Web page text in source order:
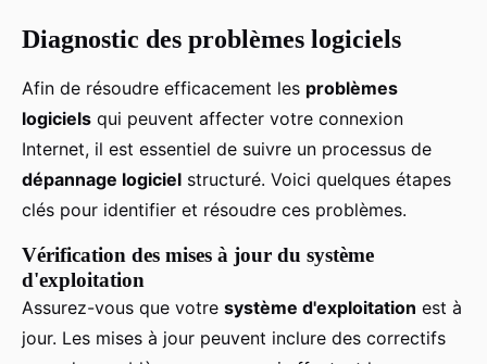
Diagnostic des problèmes logiciels
Afin de résoudre efficacement les problèmes
logiciels qui peuvent affecter votre connexion
Internet, il est essentiel de suivre un processus de
dépannage logiciel structuré. Voici quelques étapes
clés pour identifier et résoudre ces problèmes.
Vérification des mises à jour du système
d'exploitation
Assurez-vous que votre système d'exploitation est à
jour. Les mises à jour peuvent inclure des correctifs